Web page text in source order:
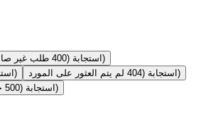
استجابة (400 طلب غير صالح)
استجابة (401 غير مصرح به)
استجابة (404 لم يتم العثور على المورد)
استجابة (500 خطأ في الخادم الداخلي)